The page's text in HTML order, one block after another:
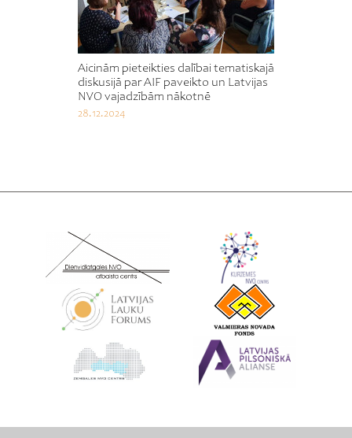
Aicinām pieteikties dalībai tematiskajā
diskusijā par AIF paveikto un Latvijas
NVO vajadzībām nākotnē
28.12.2024